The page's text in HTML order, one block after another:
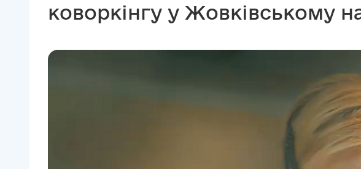
коворкінгу у Жовківському